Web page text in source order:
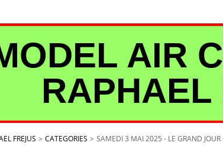
AIR
RAPHAEL
FREJUS > CATEGORIES > SAMEDI 3 MAI 2025 - LE GRAND JOUR